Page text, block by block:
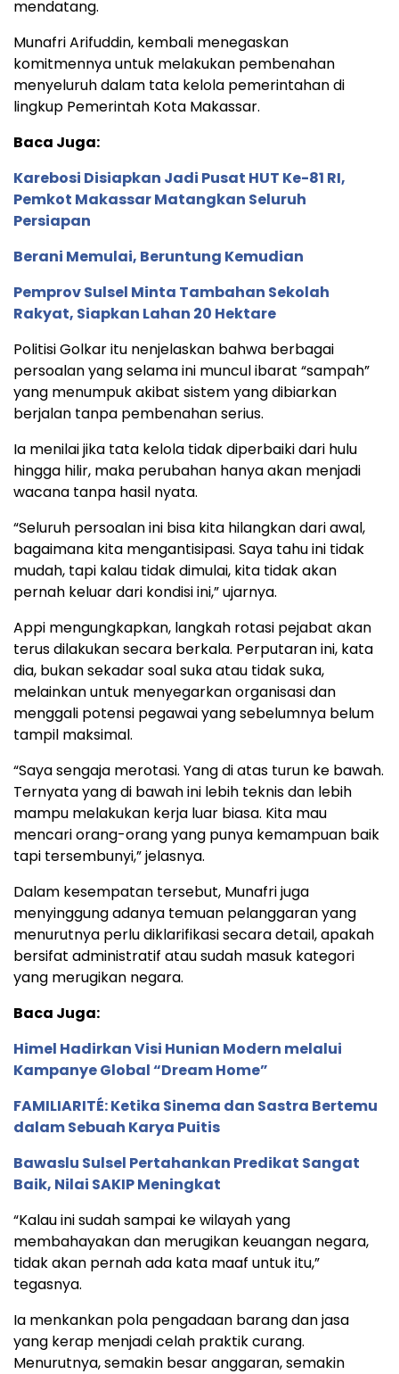
mendatang.
Munafri Arifuddin, kembali menegaskan
komitmennya untuk melakukan pembenahan
menyeluruh dalam tata kelola pemerintahan di
lingkup Pemerintah Kota Makassar.
Baca Juga:
Karebosi Disiapkan Jadi Pusat HUT Ke-81 RI,
Pemkot Makassar Matangkan Seluruh
Persiapan
Berani Memulai, Beruntung Kemudian
Pemprov Sulsel Minta Tambahan Sekolah
Rakyat, Siapkan Lahan 20 Hektare
Politisi Golkar itu nenjelaskan bahwa berbagai
persoalan yang selama ini muncul ibarat “sampah”
yang menumpuk akibat sistem yang dibiarkan
berjalan tanpa pembenahan serius.
Ia menilai jika tata kelola tidak diperbaiki dari hulu
hingga hilir, maka perubahan hanya akan menjadi
wacana tanpa hasil nyata.
“Seluruh persoalan ini bisa kita hilangkan dari awal,
bagaimana kita mengantisipasi. Saya tahu ini tidak
mudah, tapi kalau tidak dimulai, kita tidak akan
pernah keluar dari kondisi ini,” ujarnya.
Appi mengungkapkan, langkah rotasi pejabat akan
terus dilakukan secara berkala. Perputaran ini, kata
dia, bukan sekadar soal suka atau tidak suka,
melainkan untuk menyegarkan organisasi dan
menggali potensi pegawai yang sebelumnya belum
tampil maksimal.
“Saya sengaja merotasi. Yang di atas turun ke bawah.
Ternyata yang di bawah ini lebih teknis dan lebih
mampu melakukan kerja luar biasa. Kita mau
mencari orang-orang yang punya kemampuan baik
tapi tersembunyi,” jelasnya.
Dalam kesempatan tersebut, Munafri juga
menyinggung adanya temuan pelanggaran yang
menurutnya perlu diklarifikasi secara detail, apakah
bersifat administratif atau sudah masuk kategori
yang merugikan negara.
Baca Juga:
Himel Hadirkan Visi Hunian Modern melalui
Kampanye Global “Dream Home”
FAMILIARITÉ: Ketika Sinema dan Sastra Bertemu
dalam Sebuah Karya Puitis
Bawaslu Sulsel Pertahankan Predikat Sangat
Baik, Nilai SAKIP Meningkat
“Kalau ini sudah sampai ke wilayah yang
membahayakan dan merugikan keuangan negara,
tidak akan pernah ada kata maaf untuk itu,”
tegasnya.
Ia menkankan pola pengadaan barang dan jasa
yang kerap menjadi celah praktik curang.
Menurutnya, semakin besar anggaran, semakin